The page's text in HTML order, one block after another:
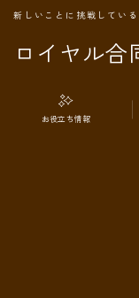
ロイヤル合
新しいことに挑戦してい
MENU
TOPページ
お役立ち情報